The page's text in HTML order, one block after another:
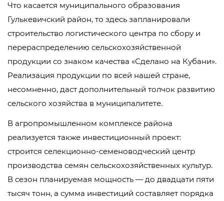
Что касается муниципального образования
Гулькевичский район, то здесь запланировали
строительство логистического центра по сбору и
перераспределению сельскохозяйственной
продукции со знаком качества «Сделано на Кубани».
Реализация продукции по всей нашей стране,
несомненно, даст дополнительный толчок развитию
сельского хозяйства в муниципалитете.
В агропромышленном комплексе района
реализуется также инвестиционный проект:
строится селекционно-семеноводческий центр
производства семян сельскохозяйственных культур.
В сезон планируемая мощность — до двадцати пяти
тысяч тонн, а сумма инвестиций составляет порядка